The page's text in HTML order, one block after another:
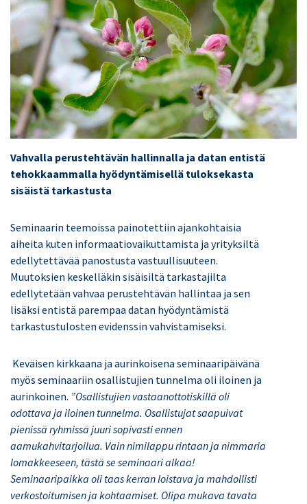
Vahvalla perustehtävän hallinnalla ja datan entistä
tehokkaammalla hyödyntämisellä tuloksekasta
sisäistä tarkastusta
Seminaarin teemoissa painotettiin ajankohtaisia
aiheita kuten informaatiovaikuttamista ja yrityksiltä
edellytettävää panostusta vastuullisuuteen.
Muutoksien keskelläkin sisäisiltä tarkastajilta
edellytetään vahvaa perustehtävän hallintaa ja sen
lisäksi entistä parempaa datan hyödyntämistä
tarkastustulosten evidenssin vahvistamiseksi.
Keväisen kirkkaana ja aurinkoisena seminaaripäivänä
myös seminaariin osallistujien tunnelma oli iloinen ja
aurinkoinen. ”Osallistujien vastaanottotiskillä oli
odottava ja iloinen tunnelma. Osallistujat saapuivat
pienissä ryhmissä juuri sopivasti ennen
aamukahvitarjoilua. Vain nimilappu rintaan ja nimmaria
lomakkeeseen, tästä se seminaari alkaa!
Seminaaripaikka oli taas kerran loistava ja mahdollisti
verkostoitumisen ja kohtaamiset. Olipa mukava tavata